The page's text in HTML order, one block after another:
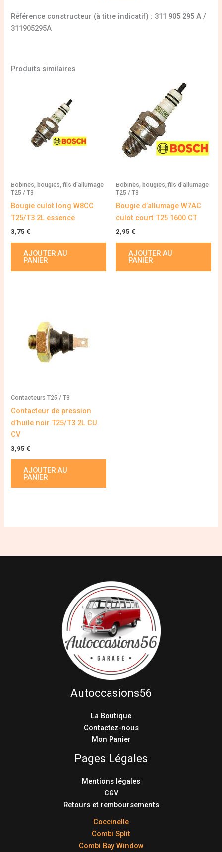
Référence constructeur (à titre indicatif) : 311 905 295 A /
311905295A
Produits similaires
Bobines, bougies, fils d'allumage
T25 / T3
Bougie culot long W8CC
T25/T3 2L essence
3,75 €
AJOUTER AU
PANIER
Bobines, bougies, fils d'allumage
T25 / T3
Bougie d’allumage W7AC
culot court T25 1600 CT
2,95 €
AJOUTER AU
PANIER
Contacteurs T25 / T3
Contacteur de pression
d’huile noir T25/T3 2L CU
CV
3,95 €
AJOUTER AU
PANIER
Autoccasions56
La Boutique
Contactez-nous
Mon Panier
Pages Légales
Mentions légales
CGV
Retours et remboursements
Coccinelle
Combi Split
Combi Bay Window